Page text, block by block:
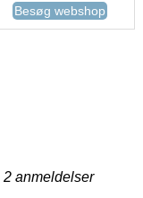
Besøg webshop
2 anmeldelser